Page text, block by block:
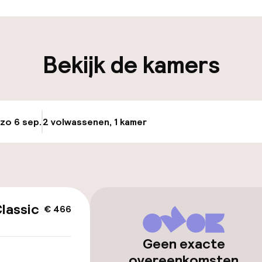
op eigen
Transferservice
Bekijk de kamers
6 sep.2 volwassenen, 1 kamer
€ 466
Geen exacte